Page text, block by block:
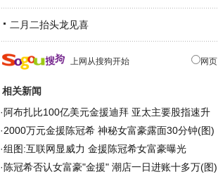
二月二抬头龙见喜
上网从搜狗开始 网页
相关新闻
· 阿布扎比100亿美元金援迪拜 亚太主要股指速升
·2000万元金援陈冠希 神秘女富豪露面30分钟(图)
·组图:互联网显威力 金援陈冠希女富豪曝光
· 陈冠希否认女富豪"金援" 潮店一日进账十多万(图)